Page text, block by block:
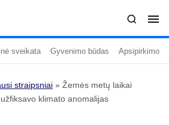
Temos
sveikata Gyvenimo būdas Apsipirkimo
straipsniai » Žemės metų laikai
užfiksavo klimato anomalijas